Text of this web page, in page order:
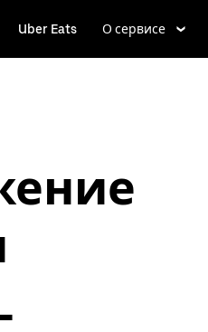
Uber Eats О сервисе